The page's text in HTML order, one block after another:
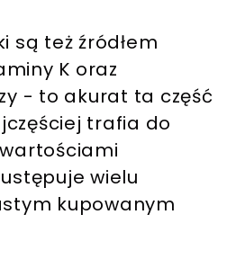
są też źródłem
K oraz
- to akurat ta część
trafia do
wielu
kupowanym